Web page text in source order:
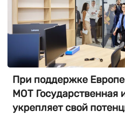
При поддержке
МОТ Государственная
укрепляет свой